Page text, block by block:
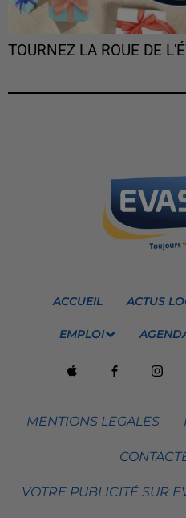
TOURNEZ LA ROUE DE
ACCUEIL ACTUS
EMPLOI
MENTIONS LEGALES
VOTRE PUBLICITÉ SUR